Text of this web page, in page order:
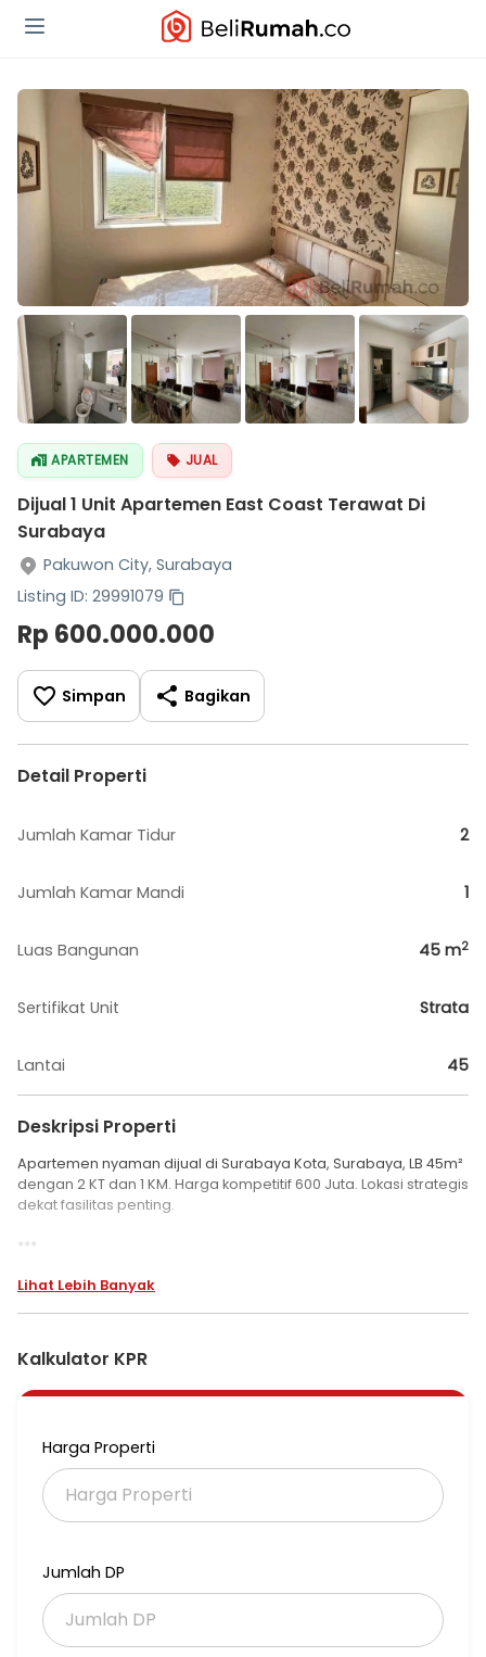
APARTEMEN JUAL
Dijual 1 Unit Apartemen East Coast Terawat Di
Surabaya
Pakuwon City, Surabaya
Listing ID: 29991079
Rp 600.000.000
Simpan Bagikan
Detail Properti
Jumlah Kamar Tidur 2
Jumlah Kamar Mandi 1
Luas Bangunan 45 m2
Sertifikat Unit Strata
Lantai 45
Deskripsi Properti
Apartemen nyaman dijual di Surabaya Kota, Surabaya, LB 45m²
dengan 2 KT dan 1 KM. Harga kompetitif 600 Juta. Lokasi strategis
dekat fasilitas penting.
***
Dapatkan apartemen 45 lantai yang asri ini, dijual
menghadirkan lingkungan fasilitas yang lengkap, cocok untuk
Anda yang menginginkan hunian aman.
- Kamar Tidur: 2
- Kamar Mandi: 1
- Sertifikat: PPJB
- Kondisi Perabotan: Furnished
Lihat Lebih Banyak
Kalkulator KPR
Harga Properti
Jumlah DP